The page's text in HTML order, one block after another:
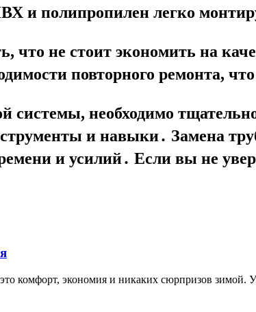
и полипропилен легко
что не стоит экономить на
повторного ремонта,
системы, необходимо
и навыки․ Замена
и усилий․ Если вы не
комфорт, экономия и никаких сюрпризов зимой.